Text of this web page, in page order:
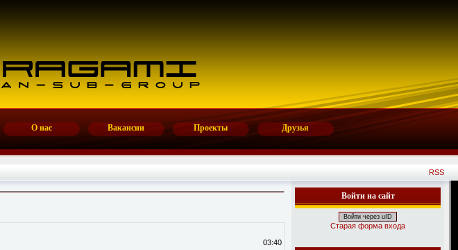
О нас Вакансии Проекты Друзья
RSS
03:40
Войти на сайт
Войти через uID
Старая форма входа